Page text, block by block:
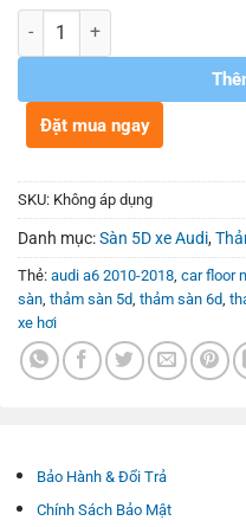
Số lượng
Đặt mua ngay
SKU: Không áp dụng
Danh mục:Sàn 5D xe Audi,
Thẻ: audi a6 2010-2018, car floor
sàn, thảm sàn 5d, thảm sàn 6d,
xe hơi
Bảo Hành & Đổi Trả
Chính Sách Bảo Mật